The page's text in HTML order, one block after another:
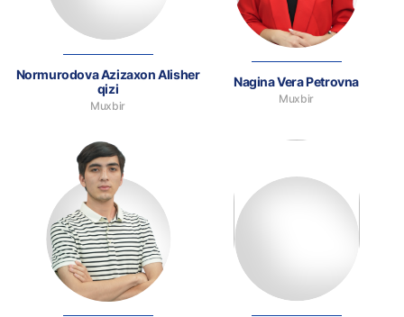
Normurodova Azizaxon Alisher
qizi
Muxbir
Nagina Vera Petrovna
Muxbir